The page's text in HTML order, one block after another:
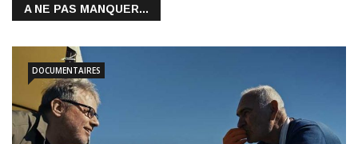
A NE PAS MANQUER...
DOCUMENTAIRES